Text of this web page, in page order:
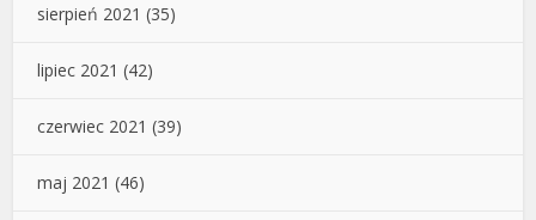
sierpień 2021 (35)
lipiec 2021 (42)
czerwiec 2021 (39)
maj 2021 (46)